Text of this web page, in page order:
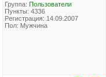
Группа: Пользователи
Пункты: 4336
Регистрация: 14.09.2007
Пол: Мужчина